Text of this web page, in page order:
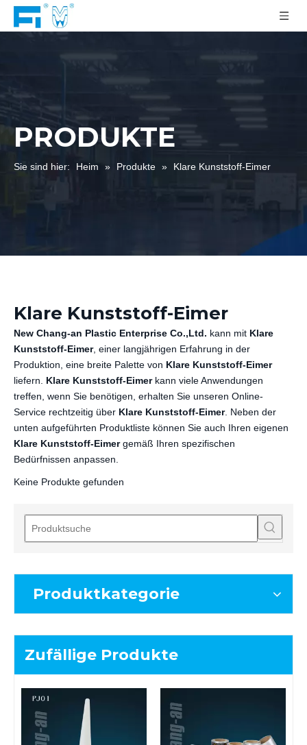
PRODUKTE
Sie sind hier: Heim » Produkte » Klare Kunststoff-Eimer
Klare Kunststoff-Eimer
New Chang-an Plastic Enterprise Co.,Ltd. kann mit Klare
Kunststoff-Eimer, einer langjährigen Erfahrung in der
Produktion, eine breite Palette von Klare Kunststoff-Eimer
liefern. Klare Kunststoff-Eimerkann viele Anwendungen
treffen, wenn Sie benötigen, erhalten Sie unseren Online-
Service rechtzeitig über Klare Kunststoff-Eimer. Neben der
unten aufgeführten Produktliste können Sie auch Ihren eigenen
Klare Kunststoff-Eimergemäß Ihren spezifischen
Bedürfnissen anpassen.
Keine Produkte gefunden
Produktkategorie
Zufällige Produkte